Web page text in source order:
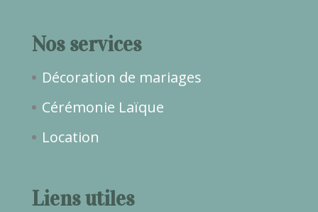
Nos services
Décoration de mariages
Cérémonie Laïque
Location
Liens utiles